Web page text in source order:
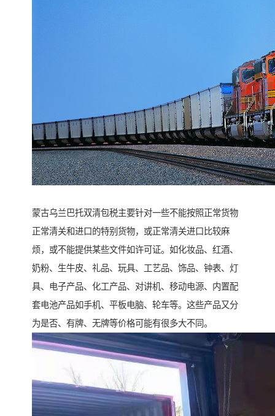
蒙古乌兰巴托双清包税主要针对一些不能按照正常货物
正常清关和进口的特别货物，或正常清关进口比较麻
烦，或不能提供某些文件如许可证。如化妆品、红酒、
奶粉、生牛皮、礼品、玩具、工艺品、饰品、钟表、灯
具、电子产品、化工产品、对讲机、移动电源、内置配
套电池产品如手机、平板电脑、轮车等。这些产品又分
为是否、有牌、无牌等价格可能有很多大不同。